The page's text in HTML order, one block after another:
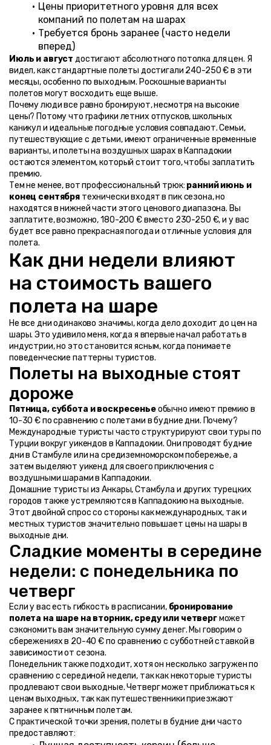
Цены приоритетного уровня для всех
компаний по полетам на шарах
Требуется бронь заранее (часто недели
вперед)
Июль и август достигают абсолютного потолка для цен. Я
видел, как стандартные полеты достигали 240-250 € в эти
месяцы, особенно по выходным. Роскошные варианты
полетов могут восходить еще выше.
Почему люди все равно бронируют, несмотря на высокие
цены? Потому что графики летних отпусков, школьных
каникул и идеальные погодные условия совпадают. Семьи,
путешествующие с детьми, имеют ограниченные временные
варианты, и полеты на воздушных шарах в Каппадокии
остаются элементом, который стоит того, чтобы заплатить
премию.
Тем не менее, вот профессиональный трюк: ранний июнь и
конец сентября технически входят в пик сезона, но
находятся в нижней части этого ценового диапазона. Вы
заплатите, возможно, 180-200 € вместо 230-250 €, и у вас
будет все равно прекрасная погода и отличные условия для
полета.
Как дни недели влияют
на стоимость вашего
полета на шаре
Не все дни одинаково значимы, когда дело доходит до цен на
шары. Это удивило меня, когда я впервые начал работать в
индустрии, но это становится ясным, когда понимаете
поведенческие паттерны туристов.
Полеты на выходные стоят
дороже
Пятница, суббота и воскресенье обычно имеют премию в
10-30 € по сравнению с полетами в будние дни. Почему?
Международные туристы часто структурируют свои туры по
Турции вокруг уикендов в Каппадокии. Они проводят будние
дни в Стамбуле или на средиземноморском побережье, а
затем выделяют уикенд для своего приключения с
воздушными шарами в Каппадокии.
Домашние туристы из Анкары, Стамбула и других турецких
городов также устремляются в Каппадокию на выходные.
Этот двойной спрос со стороны как международных, так и
местных туристов значительно повышает цены на шары в
выходные дни.
Сладкие моменты в середине
недели: с понедельника по
четверг
Если у вас есть гибкость в расписании, бронирование
полета на шаре на вторник, среду или четверг может
сэкономить вам значительную сумму денег. Мы говорим о
сбережениях в 20-40 € по сравнению с субботней ставкой в
зависимости от сезона.
Понедельник также подходит, хотя он несколько загружен по
сравнению с серединой недели, так как некоторые туристы
продлевают свои выходные. Четверг может приближаться к
ценам выходных, так как путешественники приезжают
заранее к пятничным полетам.
С практической точки зрения, полеты в будние дни часто
предоставляют: